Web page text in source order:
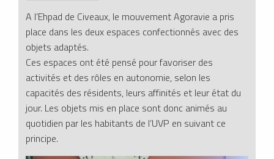
A l’Ehpad de Civeaux, le mouvement Agoravie a pris
place dans les deux espaces confectionnés avec des
objets adaptés.
Ces espaces ont été pensé pour favoriser des
activités et des rôles en autonomie, selon les
capacités des résidents, leurs affinités et leur état du
jour. Les objets mis en place sont donc animés au
quotidien par les habitants de l’UVP en suivant ce
principe.